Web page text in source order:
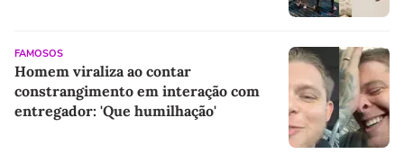
FAMOSOS
Homem viraliza ao contar
constrangimento em interação com
entregador: 'Que humilhação'